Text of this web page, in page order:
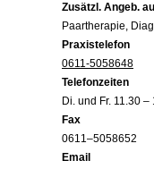
Zusätzl. Angeb.
Paartherapie,
Praxistelefon
0611-5058648
Telefonzeiten
Di. und Fr. 11.30 –
Fax
0611–5058652
Email